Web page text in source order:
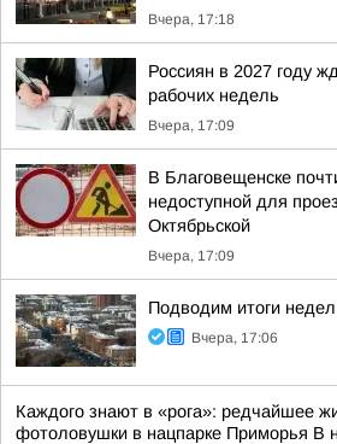
Вчера, 17:18
Россиян в 2027 году
рабочих недель
Вчера, 17:09
В Благовещенске
недоступной для
Октябрьской
Вчера, 17:09
Подводим итоги
Вчера, 17:06
Каждого знают в «рога»: редчайшее
фотоловушки в нацпарке Приморья В